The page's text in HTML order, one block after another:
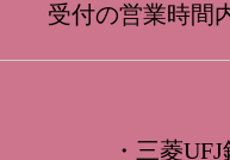
受付の営業時間
・三菱